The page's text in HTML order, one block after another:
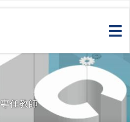
專任教師